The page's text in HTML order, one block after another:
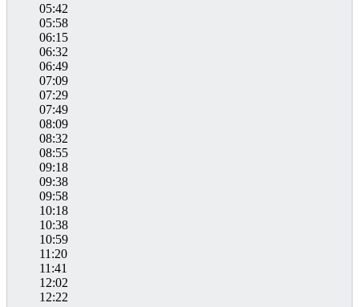
05:42
05:58
06:15
06:32
06:49
07:09
07:29
07:49
08:09
08:32
08:55
09:18
09:38
09:58
10:18
10:38
10:59
11:20
11:41
12:02
12:22